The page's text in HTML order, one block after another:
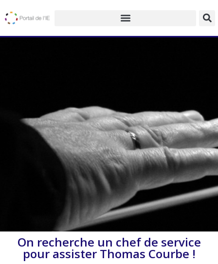
On recherche un chef de service
pour assister Thomas Courbe !